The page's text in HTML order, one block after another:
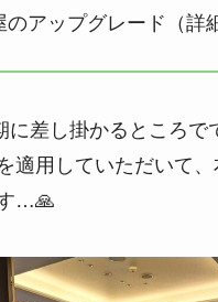
のアップグレード（詳
に差し掛かるところで
適用していただいて
…🙏